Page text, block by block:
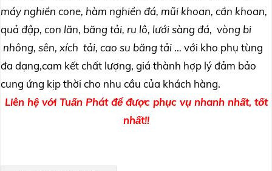
máy nghiền cone, hàm nghiền đá, mũi khoan, cần khoan,
quả đập, con lăn, băng tải, ru lô, lưới sàng đá, vòng bi
nhông, sên, xích tải, cao su băng tải … với kho phụ tùng
đa dạng,cam kết chất lượng, giá thành hợp lý đảm bảo
cung ứng kịp thời cho nhu cầu của khách hàng.
Liên hệ với Tuấn Phát để được phục vụ nhanh nhất, tốt
nhất!!